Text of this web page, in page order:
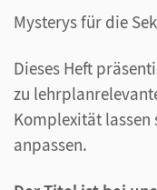
Mysterys für die
Dieses Heft
zu
Komplexität lassen
anpassen.